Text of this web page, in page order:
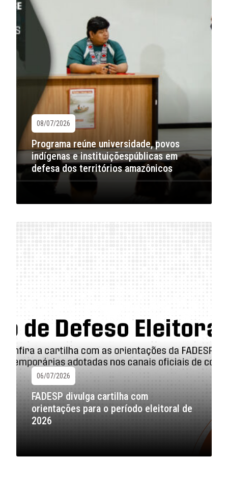
Programa reúne universidade, povos
indígenas e instituiçõespúblicas em
defesa dos territórios amazônicos
08/07/2026
FADESP divulga cartilha com
orientações para o período eleitoral de
2026
06/07/2026